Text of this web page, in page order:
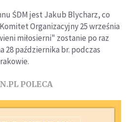
ŚDM jest Jakub Blycharz, co
Organizacyjny 25 września
miłosierni" zostanie po raz
28 października br. podczas
POLECA